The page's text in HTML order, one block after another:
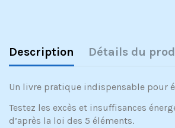
Description Détails du
Un livre pratique indispensable pour
Testez les excès et insuffisances
d’après la loi des 5 éléments.